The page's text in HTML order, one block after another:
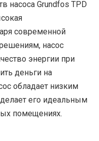
насоса Grundfos TPD
современной
насос
энергии при
деньги на
обладает низким
его идеальным
помещениях.